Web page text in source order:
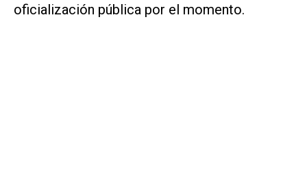
oficialización pública por el momento.